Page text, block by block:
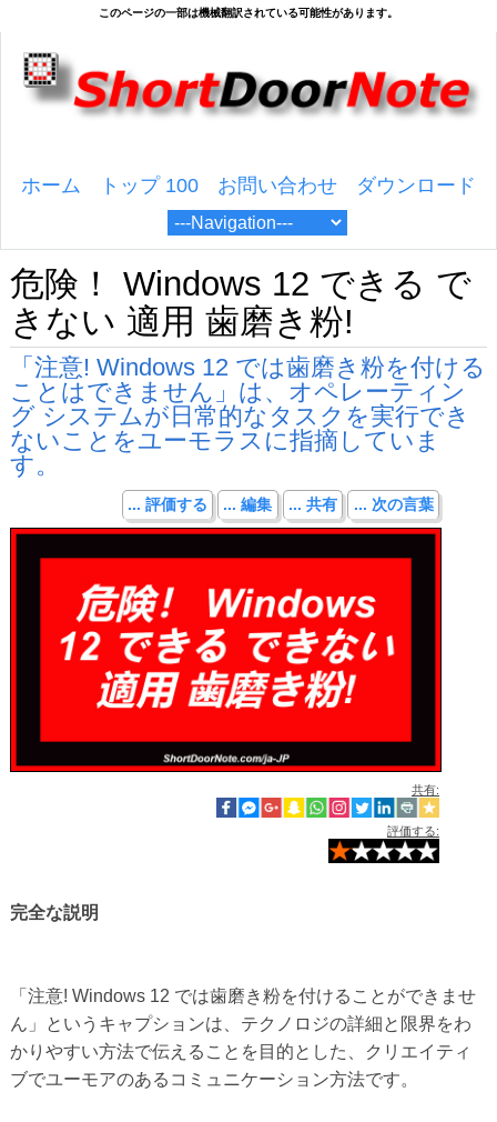
ホーム トップ 100 お問い合わせ ダウンロード
危険！ Windows 12 できる で
きない 適用 歯磨き粉!
「注意! Windows 12 では歯磨き粉を付ける
ことはできません」は、オペレーティン
グ システムが日常的なタスクを実行でき
ないことをユーモラスに指摘していま
す。
... 評価する ... 編集 ... 共有 ... 次の言葉
共有:
評価する:
完全な説明
「注意! Windows 12 では歯磨き粉を付けることができませ
ん」というキャプションは、テクノロジの詳細と限界をわ
かりやすい方法で伝えることを目的とした、クリエイティ
ブでユーモアのあるコミュニケーション方法です。